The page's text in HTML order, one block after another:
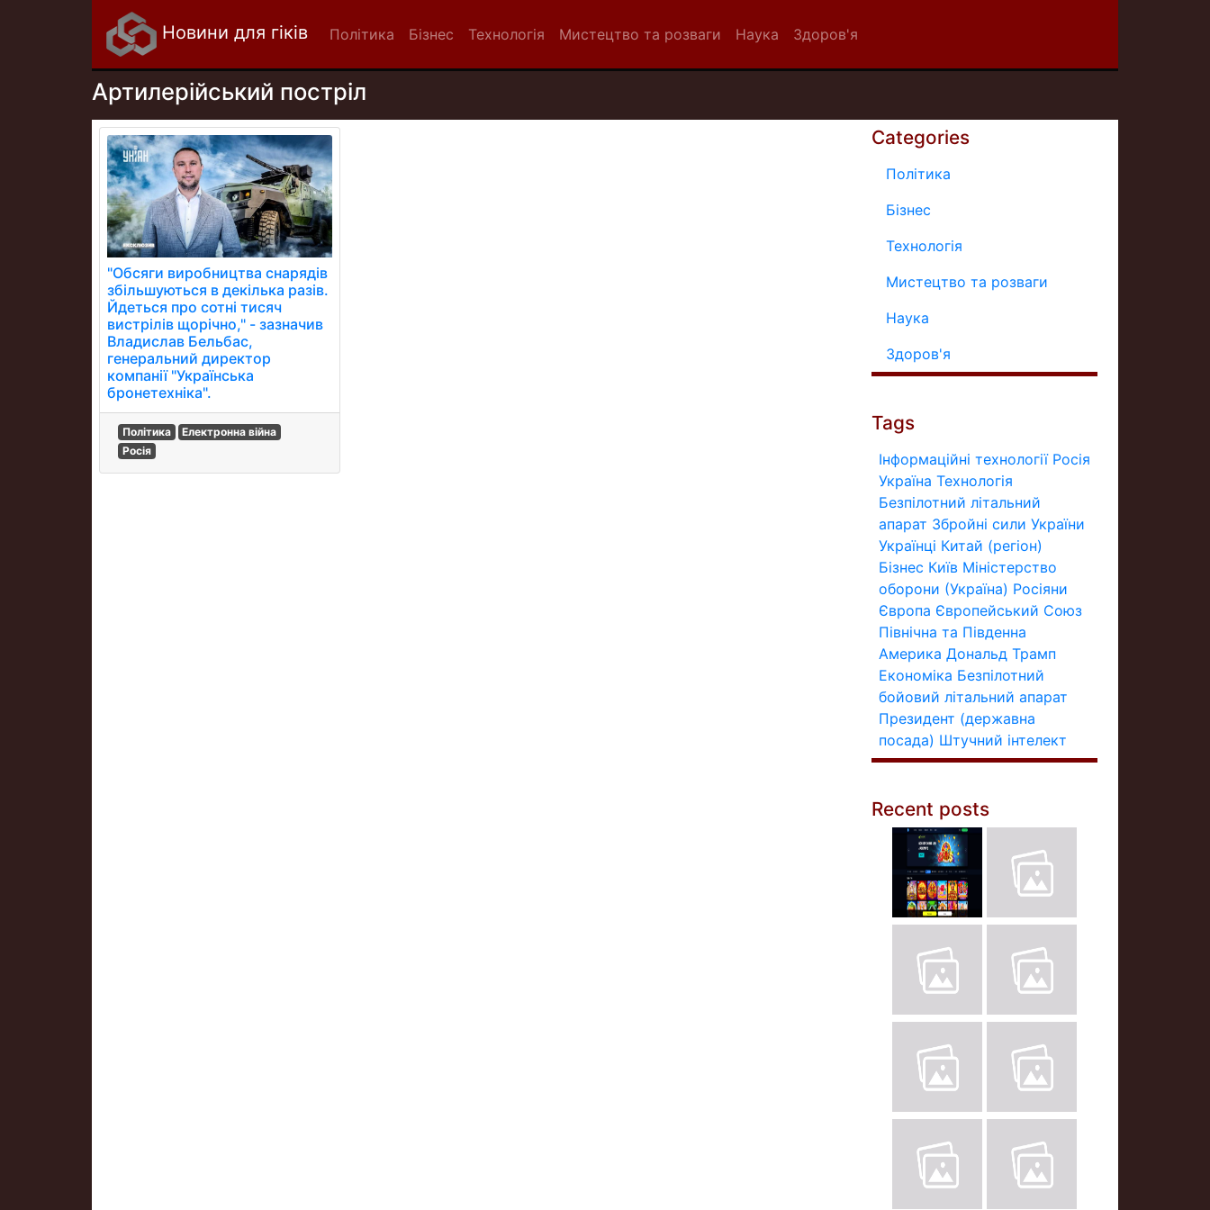
Новини для гіків Політика Бізнес Технологія Мистецтво та розваги Наука Здоров'я
Артилерійський постріл
"Обсяги виробництва снарядів
збільшуються в декілька разів.
Йдеться про сотні тисяч
вистрілів щорічно," - зазначив
Владислав Бельбас,
генеральний директор
компанії "Українська
бронетехніка".
Політика
Електронна війна
Росія
Categories
Політика
Бізнес
Технологія
Мистецтво та розваги
Наука
Здоров'я
Tags
Інформаційні технології Росія
Україна Технологія
Безпілотний літальний
апарат Збройні сили України
Українці Китай (регіон)
Бізнес Київ Міністерство
оборони (Україна) Росіяни
Європа Європейський Союз
Північна та Південна
Америка Дональд Трамп
Економіка Безпілотний
бойовий літальний апарат
Президент (державна
посада) Штучний інтелект
Recent posts